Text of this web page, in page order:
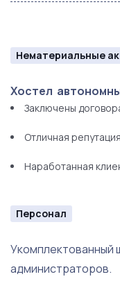
Нематериальные
Хостел
Заключены
Отличная
Наработанная
Персонал
Укомплектованный
администраторов.